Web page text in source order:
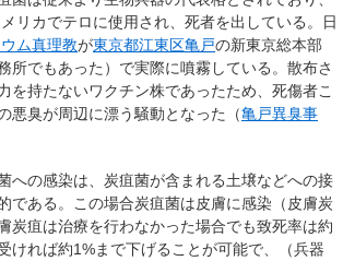
リカでテロに使用され、死者を出している。日
ム真理教が東京都江東区亀戸の新東京総本部
所でもあった）で実際に噴霧している。散布さ
を持たないワクチン株であったため、死傷者こ
悪臭が周辺に漂う騒動となった（亀戸異臭事
への感染は、炭疽菌が含まれる土壌などへの接
である。この場合炭疽菌は皮膚に感染（皮膚炭
炭疽は治療を行わなかった場合でも致死率は約
ければ約1%まで下げることが可能で、（兵器